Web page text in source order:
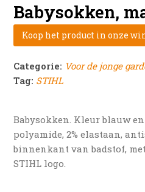
Babysokken,
Koop het product in onze
Categorie: Voor de jonge
Tag: STIHL
Babysokken. Kleur blauw en
polyamide, 2% elastaan,
binnenkant van badstof,
STIHL logo.